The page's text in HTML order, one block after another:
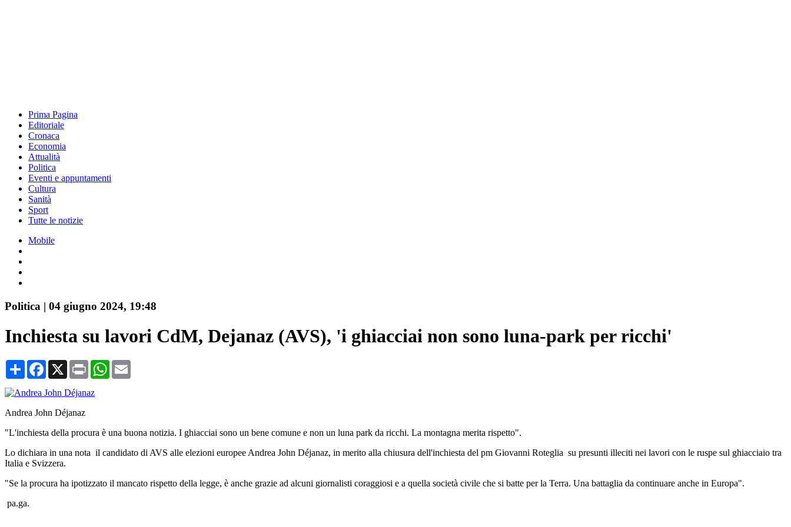
Prima Pagina
Editoriale
Cronaca
Economia
Attualità
Politica
Eventi e appuntamenti
Cultura
Sanità
Sport
Tutte le notizie
Mobile
Politica | 04 giugno 2024, 19:48
Inchiesta su lavori CdM, Dejanaz (AVS), 'i ghiacciai non sono luna-park per ricchi'
Share Facebook
X Print WhatsApp
Andrea John Déjanaz
"L'inchiesta della procura è una buona notizia. I ghiacciai sono un bene comune e non un luna park da ricchi. La montagna merita rispetto".
Lo dichiara in una nota il candidato di AVS alle elezioni europee Andrea John Déjanaz, in merito alla chiusura dell'inchiesta del pm Giovanni Roteglia su presunti illeciti nei lavori con le ruspe sul ghiacciaio tra
Italia e Svizzera.
"Se la procura ha ipotizzato il mancato rispetto della legge, è anche grazie ad alcuni giornalisti coraggiosi e a quella società civile che si batte per la Terra. Una battaglia da continuare anche in Europa".
pa.ga.